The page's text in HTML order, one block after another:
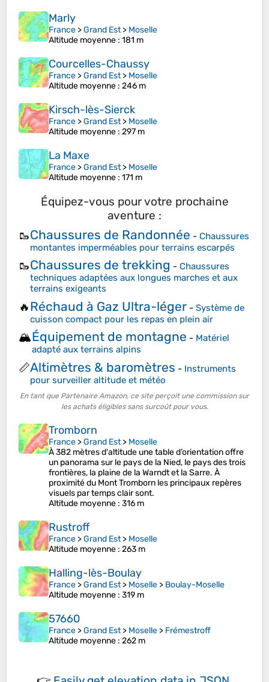
Marly
France >Grand Est> Moselle
Altitude moyenne : 181 m
Courcelles-Chaussy
France >Grand Est> Moselle
Altitude moyenne : 246 m
Kirsch-lès-Sierck
France >Grand Est> Moselle
Altitude moyenne : 297 m
La Maxe
France >Grand Est> Moselle
Altitude moyenne : 171 m
Équipez-vous pour votre prochaine
aventure :
🥾Chaussures de Randonnée - Chaussures
montantes imperméables pour terrains escarpés
🥾Chaussures de trekking - Chaussures
techniques adaptées aux longues marches et aux
terrains exigeants
🔥Réchaud à Gaz Ultra-léger - Système de
cuisson compact pour les repas en plein air
🏔️Équipement de montagne - Matériel
adapté aux terrains alpins
📏Altimètres & baromètres - Instruments
pour surveiller altitude et météo
En tant que Partenaire Amazon, ce site perçoit une commission sur
les achats éligibles sans surcoût pour vous.
Tromborn
France >Grand Est> Moselle
À 382 mètres d'altitude une table d’orientation offre
un panorama sur le pays de la Nied, le pays des trois
frontières, la plaine de la Warndt et la Sarre. À
proximité du Mont Tromborn les principaux repères
visuels par temps clair sont.
Altitude moyenne : 316 m
Rustroff
France >Grand Est> Moselle
Altitude moyenne : 263 m
Halling-lès-Boulay
France >Grand Est> Moselle > Boulay-Moselle
Altitude moyenne : 319 m
57660
France >Grand Est> Moselle > Frémestroff
Altitude moyenne : 262 m